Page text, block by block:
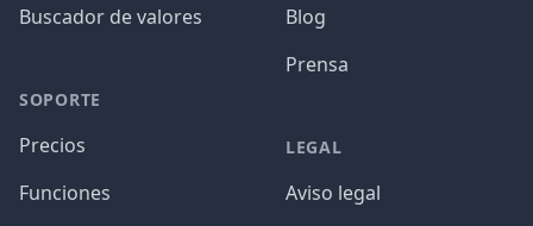
Buscador de valores
SOPORTE
Precios
Funciones
Blog
Prensa
LEGAL
Aviso legal